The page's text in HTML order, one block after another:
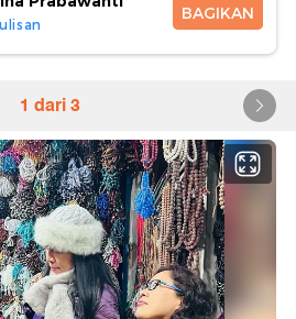
BAGIKAN
1 dari 3